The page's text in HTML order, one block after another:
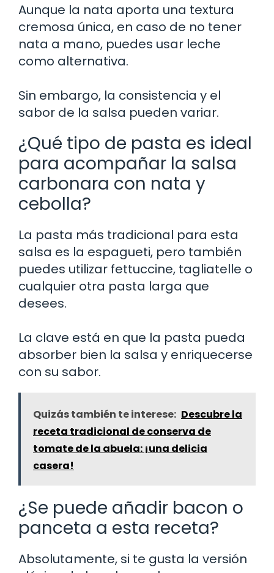
Aunque la nata aporta una textura
cremosa única, en caso de no tener
nata a mano, puedes usar leche
como alternativa.
Sin embargo, la consistencia y el
sabor de la salsa pueden variar.
¿Qué tipo de pasta es ideal
para acompañar la salsa
carbonara con nata y
cebolla?
La pasta más tradicional para esta
salsa es la espagueti, pero también
puedes utilizar fettuccine, tagliatelle o
cualquier otra pasta larga que
desees.
La clave está en que la pasta pueda
absorber bien la salsa y enriquecerse
con su sabor.
Quizás también te interese: Descubre la
receta tradicional de conserva de
tomate de la abuela: ¡una delicia
casera!
¿Se puede añadir bacon o
panceta a esta receta?
Absolutamente, si te gusta la versión